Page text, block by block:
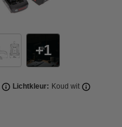
1
Lichtkleur: Koud wit